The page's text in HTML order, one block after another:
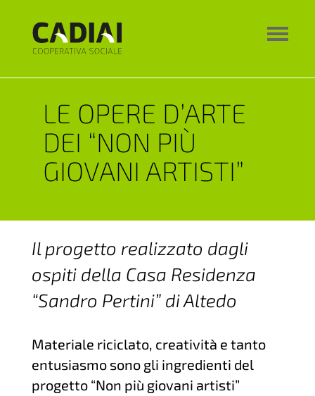
LE OPERE D’ARTE
DEI “NON PIÙ
GIOVANI ARTISTI”
Il progetto realizzato dagli
ospiti della Casa Residenza
“Sandro Pertini” di Altedo
Materiale riciclato, creatività e tanto
entusiasmo sono gli ingredienti del
progetto “Non più giovani artisti”